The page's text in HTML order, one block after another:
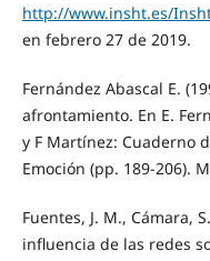
http://www.insht.es/
en febrero 27 de 2019.
Fernández Abascal E.
afrontamiento. En E.
y F Martínez: Cuaderno
Emoción (pp. 189-206).
Fuentes, J. M., Cámara,
influencia de las redes